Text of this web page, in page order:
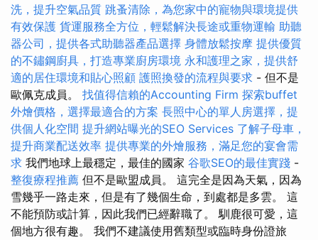
洗，提升空氣品質 跳蚤清除，為您家中的寵物與環境提供
有效保護 貨運服務全方位，輕鬆解決長途或重物運輸 助聽
器公司，提供各式助聽器產品選擇 身體放鬆按摩 提供優質
的不鏽鋼廚具，打造專業廚房環境 永和護理之家，提供舒
適的居住環境和貼心照顧 護照換發的流程與要求 - 但不是
歐佩克成員。 找值得信賴的Accounting Firm 探索buffet
外燴價格，選擇最適合的方案 長照中心的單人房選擇，提
供個人化空間 提升網站曝光的SEO Services 了解子母車，
提升商業配送效率 提供專業的外燴服務，滿足您的宴會需
求 我們地球上最穩定，最佳的國家 谷歌SEO的最佳實踐 -
整復療程推薦 但不是歐盟成員。 這完全是因為天氣，因為
雪幾乎一路走來，但是有了幾個生命，到處都是多雲。 這
不能預防或計算，因此我們已經辭職了。 馴鹿很可愛，這
個地方很有趣。 我們不建議使用舊類型或臨時身份證旅